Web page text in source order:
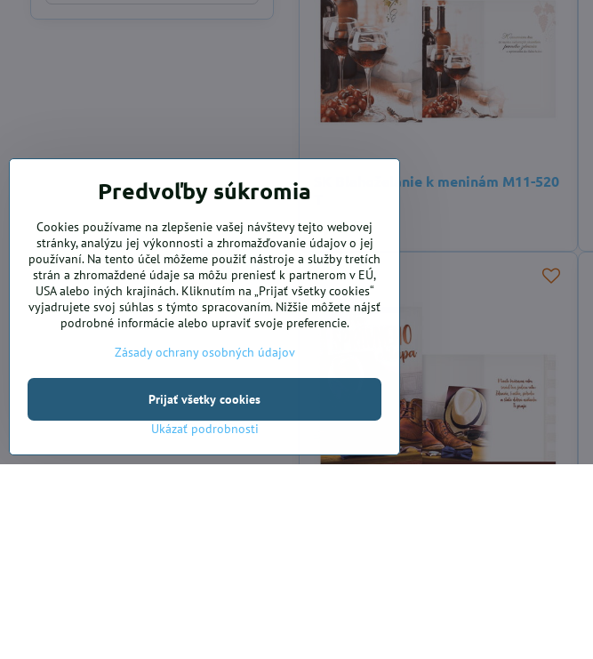
SK Blahoželanie k meninám M11-520
1,48 €
filtra
Predvoľby súkromia
Cookies používame na zlepšenie vašej návštevy tejto webovej
stránky, analýzu jej výkonnosti a zhromažďovanie údajov o jej
používaní. Na tento účel môžeme použiť nástroje a služby tretích
strán a zhromaždené údaje sa môžu preniesť k partnerom v EÚ,
USA alebo iných krajinách. Kliknutím na „Prijať všetky cookies“
vyjadrujete svoj súhlas s týmto spracovaním. Nižšie môžete nájsť
podrobné informácie alebo upraviť svoje preferencie.
Zásady ochrany osobných údajov
Ukázať podrobnosti
Prijať všetky cookies